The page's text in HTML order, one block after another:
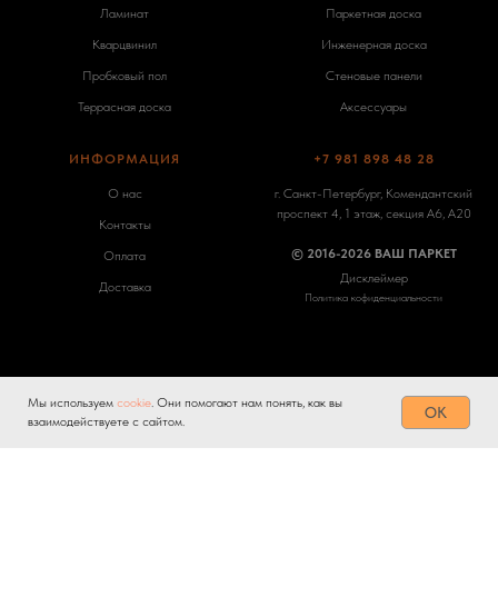
Ламинат
Кварцвинил
Пробковый пол
Террасная доска
Паркетная доска
Инженерная доска
Стеновые панели
Аксессуары
ИНФОРМАЦИЯ
О нас
Контакты
Оплата
Доставка
+7 981 898 48 28
г. Санкт-Петербург, Комендантский
проспект 4, 1 этаж, секция А6, А20
© 2016-2026 ВАШ ПАРКЕТ
Дисклеймер
Политика кофиденциальности
Мы используем cookie. Они помогают нам понять, как вы
взаимодействуете с сайтом.
OK
Made on Tilda